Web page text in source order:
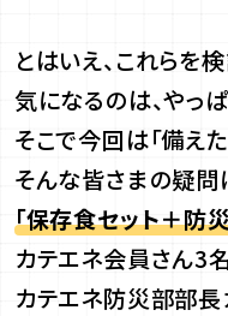
とはいえ、これらを
気になるのは、やっ
そこで今回は「備え
そんな皆さまの疑問
「保存食セット＋防
カテエネ会員さん3名
カテエネ防災部部長